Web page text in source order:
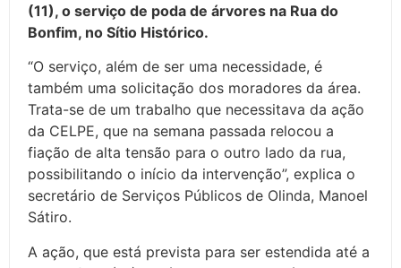
(11), o serviço de poda de árvores na Rua do
Bonfim, no Sítio Histórico.
“O serviço, além de ser uma necessidade, é
também uma solicitação dos moradores da área.
Trata-se de um trabalho que necessitava da ação
da CELPE, que na semana passada relocou a
fiação de alta tensão para o outro lado da rua,
possibilitando o início da intervenção”, explica o
secretário de Serviços Públicos de Olinda, Manoel
Sátiro.
A ação, que está prevista para ser estendida até a